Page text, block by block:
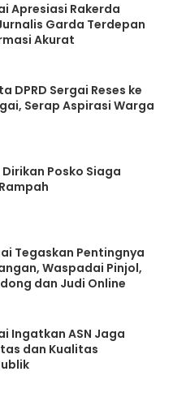
Apresiasi Rakerda
Garda Terdepan
Akurat
DPRD Sergai Reses ke
Serap Aspirasi Warga
Dirikan Posko Siaga
Tegaskan Pentingnya
Waspadai Pinjol,
dan Judi Online
Ingatkan ASN Jaga
dan Kualitas